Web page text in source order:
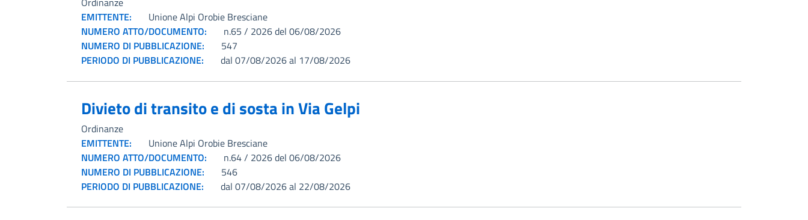
EMITTENTE:
Unione Alpi Orobie Bresciane
NUMERO ATTO/DOCUMENTO:
n.65 / 2026 del 06/08/2026
NUMERO DI PUBBLICAZIONE:
547
PERIODO DI PUBBLICAZIONE:
dal 07/08/2026 al 17/08/2026
Divieto di transito e di sosta in Via Gelpi
Ordinanze
EMITTENTE:
Unione Alpi Orobie Bresciane
NUMERO ATTO/DOCUMENTO:
n.64 / 2026 del 06/08/2026
NUMERO DI PUBBLICAZIONE:
546
PERIODO DI PUBBLICAZIONE:
dal 07/08/2026 al 22/08/2026